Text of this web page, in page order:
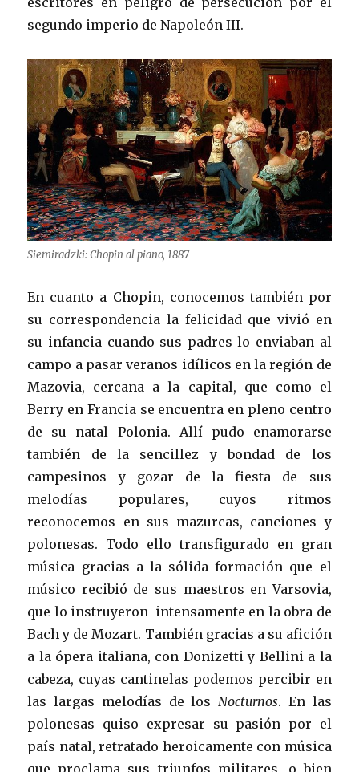
segundo imperio de Napoleón III.
Siemiradzki: Chopin al piano, 1887
En cuanto a Chopin, conocemos también por
su correspondencia la felicidad que vivió en
su infancia cuando sus padres lo enviaban al
campo a pasar veranos idílicos en la región de
Mazovia, cercana a la capital, que como el
Berry en Francia se encuentra en pleno centro
de su natal Polonia. Allí pudo enamorarse
también de la sencillez y bondad de los
campesinos y gozar de la fiesta de sus
melodías populares, cuyos ritmos
reconocemos en sus mazurcas, canciones y
polonesas. Todo ello transfigurado en gran
música gracias a la sólida formación que el
músico recibió de sus maestros en Varsovia,
que lo instruyeron intensamente en la obra de
Bach y de Mozart. También gracias a su afición
a la ópera italiana, con Donizetti y Bellini a la
cabeza, cuyas cantinelas podemos percibir en
las largas melodías de los Nocturnos. En las
polonesas quiso expresar su pasión por el
país natal, retratado heroicamente con música